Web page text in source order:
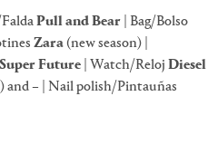
Pull and Bear | Bag/Bolso
Zara(new season) |
Future | Watch/Reloj Diesel
and – | Nail polish/Pintauñas